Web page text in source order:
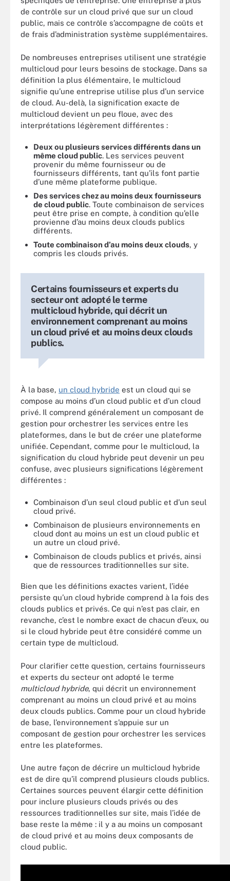
de contrôle sur un cloud privé que sur un cloud
public, mais ce contrôle s’accompagne de coûts et
de frais d’administration système supplémentaires.
De nombreuses entreprises utilisent une stratégie
multicloud pour leurs besoins de stockage. Dans sa
définition la plus élémentaire, le multicloud
signifie qu’une entreprise utilise plus d’un service
de cloud. Au-delà, la signification exacte de
multicloud devient un peu floue, avec des
interprétations légèrement différentes :
Deux ou plusieurs services différents dans un
même cloud public. Les services peuvent
provenir du même fournisseur ou de
fournisseurs différents, tant qu’ils font partie
d’une même plateforme publique.
Des services chez au moins deux fournisseurs
de cloud public. Toute combinaison de services
peut être prise en compte, à condition qu’elle
provienne d’au moins deux clouds publics
différents.
Toute combinaison d’au moins deux clouds, y
compris les clouds privés.
Certains fournisseurs et experts du
secteur ont adopté le terme
multicloud hybride, qui décrit un
environnement comprenant au moins
un cloud privé et au moins deux clouds
publics.
À la base, un cloud hybride est un cloud qui se
compose au moins d’un cloud public et d’un cloud
privé. Il comprend généralement un composant de
gestion pour orchestrer les services entre les
plateformes, dans le but de créer une plateforme
unifiée. Cependant, comme pour le multicloud, la
signification du cloud hybride peut devenir un peu
confuse, avec plusieurs significations légèrement
différentes :
Combinaison d’un seul cloud public et d’un seul
cloud privé.
Combinaison de plusieurs environnements en
cloud dont au moins un est un cloud public et
un autre un cloud privé.
Combinaison de clouds publics et privés, ainsi
que de ressources traditionnelles sur site.
Bien que les définitions exactes varient, l’idée
persiste qu’un cloud hybride comprend à la fois des
clouds publics et privés. Ce qui n’est pas clair, en
revanche, c’est le nombre exact de chacun d’eux, ou
si le cloud hybride peut être considéré comme un
certain type de multicloud.
Pour clarifier cette question, certains fournisseurs
et experts du secteur ont adopté le terme
multicloud hybride, qui décrit un environnement
comprenant au moins un cloud privé et au moins
deux clouds publics. Comme pour un cloud hybride
de base, l’environnement s’appuie sur un
composant de gestion pour orchestrer les services
entre les plateformes.
Une autre façon de décrire un multicloud hybride
est de dire qu’il comprend plusieurs clouds publics.
Certaines sources peuvent élargir cette définition
pour inclure plusieurs clouds privés ou des
ressources traditionnelles sur site, mais l’idée de
base reste la même : il y a au moins un composant
de cloud privé et au moins deux composants de
cloud public.